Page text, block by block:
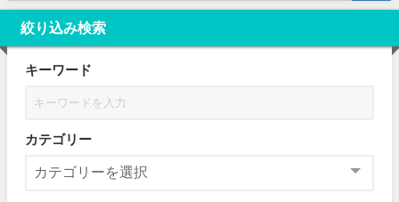
絞り込み検索
キーワード
カテゴリー